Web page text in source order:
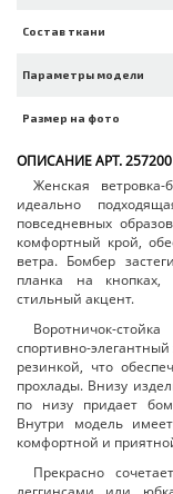
Состав ткани
Параметры модели
Размер на фото
ОПИСАНИЕ АРТ. 257200
Женская
идеально
повседневных
комфортный крой,
ветра. Бомбер
планка на кнопках,
стильный акцент.
Воротничок-
спортивно-
резинкой, что
прохлады. Внизу
по низу придает
Внутри модель
комфортной и
Прекрасно